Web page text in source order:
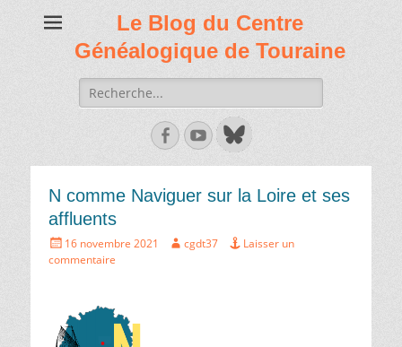
Le Blog du Centre
Généalogique de Touraine
Recherche
de:
Facebook
Youtube
N comme Naviguer sur la Loire et ses
affluents
Écrit
le
16 novembre 2021 Auteur
cgdt37
Laisser un
commentaire